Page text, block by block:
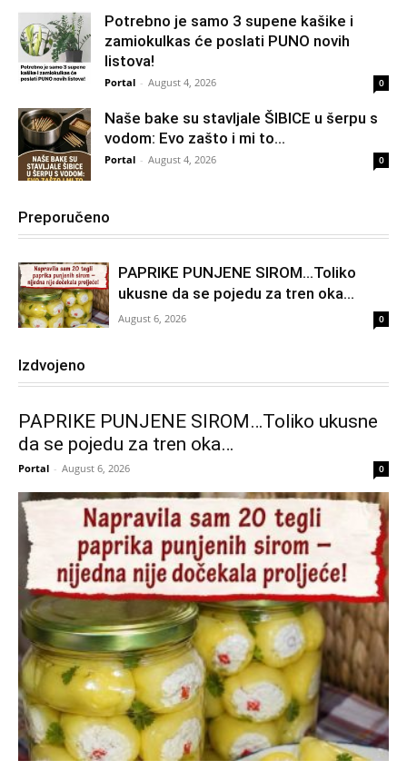
Potrebno je samo 3 supene kašike i
zamiokulkas će poslati PUNO novih
listova!
Portal - August 4, 2026 0
Naše bake su stavljale ŠIBICE u šerpu s
vodom: Evo zašto i mi to...
Portal - August 4, 2026 0
Preporučeno
PAPRIKE PUNJENE SIROM…Toliko
ukusne da se pojedu za tren oka…
August 6, 2026 0
Izdvojeno
PAPRIKE PUNJENE SIROM…Toliko ukusne
da se pojedu za tren oka…
Portal - August 6, 2026 0